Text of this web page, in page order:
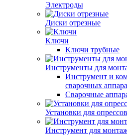
Электроды
Диски отрезные
Ключи
Ключи трубные
Инструменты для
Инструмент и
сварочных
Сварочные
Установки для
Инструмент для